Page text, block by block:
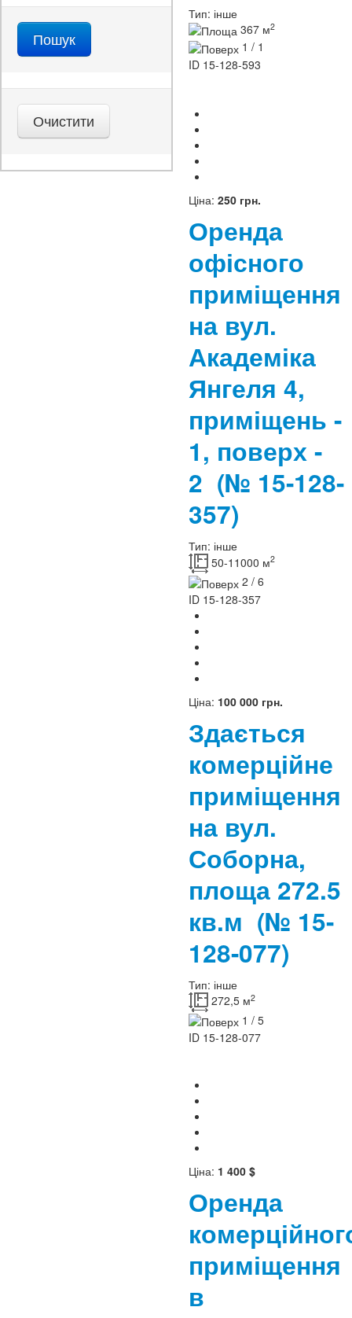
Тип: інше
367 м2
1 / 1
ID 15-128-593
Ціна: 250 грн.
Оренда
офісного
приміщення
на вул.
Академіка
Янгеля 4,
приміщень -
1, поверх -
2 (№ 15-128-
357)
Тип: інше
50-11000 м2
2 / 6
ID 15-128-357
Ціна: 100 000 грн.
Здається
комерційне
приміщення
на вул.
Соборна,
площа 272.5
кв.м (№ 15-
128-077)
Тип: інше
272,5 м2
1 / 5
ID 15-128-077
Ціна: 1 400 $
Оренда
приміщення
в